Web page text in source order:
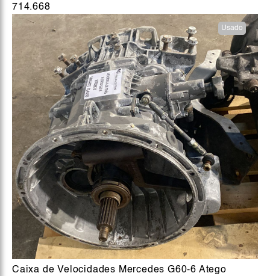
714.668
Usado
Caixa de Velocidades Mercedes G60-6 Atego